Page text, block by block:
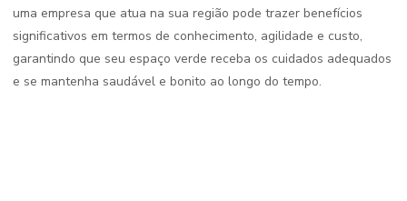
uma empresa que atua na sua região pode trazer benefícios
significativos em termos de conhecimento, agilidade e custo,
garantindo que seu espaço verde receba os cuidados adequados
e se mantenha saudável e bonito ao longo do tempo.